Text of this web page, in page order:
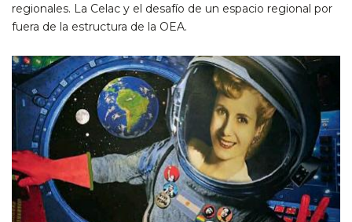
regionales. La Celac y el desafío de un espacio regional por
fuera de la estructura de la OEA.